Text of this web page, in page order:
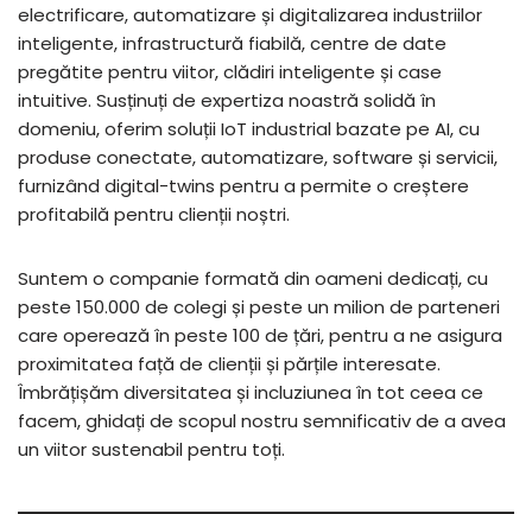
electrificare, automatizare și digitalizarea industriilor
inteligente, infrastructură fiabilă, centre de date
pregătite pentru viitor, clădiri inteligente și case
intuitive. Susținuți de expertiza noastră solidă în
domeniu, oferim soluții IoT industrial bazate pe AI, cu
produse conectate, automatizare, software și servicii,
furnizând digital-twins pentru a permite o creștere
profitabilă pentru clienții noștri.
Suntem o companie formată din oameni dedicați, cu
peste 150.000 de colegi și peste un milion de parteneri
care operează în peste 100 de țări, pentru a ne asigura
proximitatea față de clienții și părțile interesate.
Îmbrățișăm diversitatea și incluziunea în tot ceea ce
facem, ghidați de scopul nostru semnificativ de a avea
un viitor sustenabil pentru toți.